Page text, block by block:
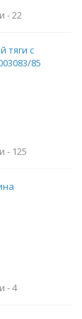
-22
тяги с
85
- 125
-4